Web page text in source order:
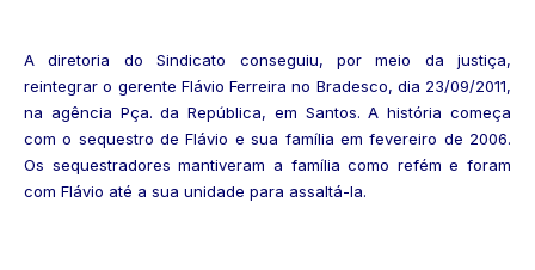
A diretoria do Sindicato conseguiu, por meio da justiça,
reintegrar o gerente Flávio Ferreira no Bradesco, dia 23/09/2011,
na agência Pça. da República, em Santos. A história começa
com o sequestro de Flávio e sua família em fevereiro de 2006.
Os sequestradores mantiveram a família como refém e foram
com Flávio até a sua unidade para assaltá-la.